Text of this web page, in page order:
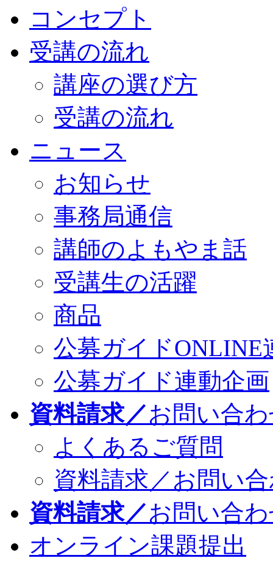
コンセプト
受講の流れ
講座の選び方
受講の流れ
ニュース
お知らせ
事務局通信
講師のよもやま話
受講生の活躍
商品
公募ガイドONLINE
公募ガイド連動企画
資料請求／お問い合
よくあるご質問
資料請求／お問い
資料請求／お問い合
オンライン課題提出